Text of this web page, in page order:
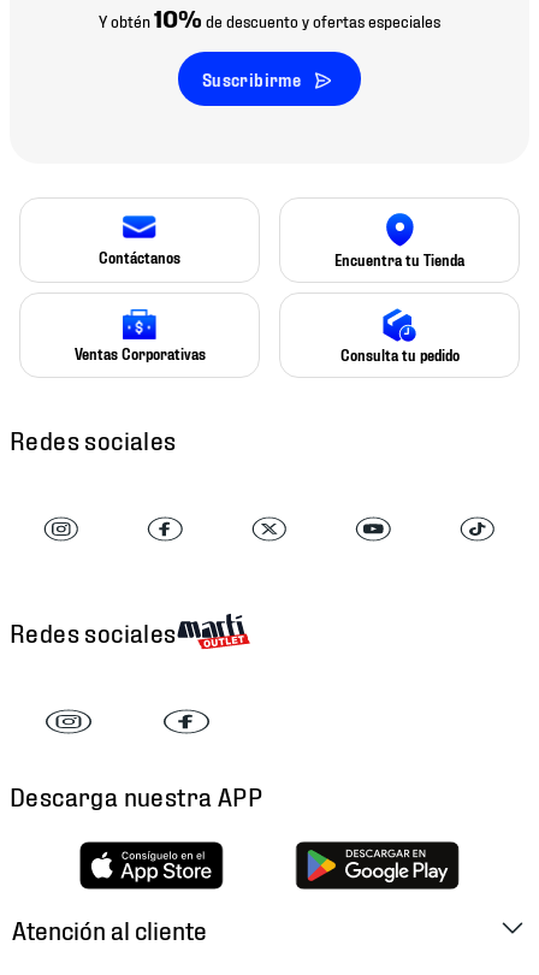
Y obtén10% de descuento y ofertas especiales
Suscribirme
Contáctanos Encuentra tu Tienda
Ventas Corporativas Consulta tu pedido
Redes sociales
Redes sociales
Descarga nuestra APP
Atención al cliente